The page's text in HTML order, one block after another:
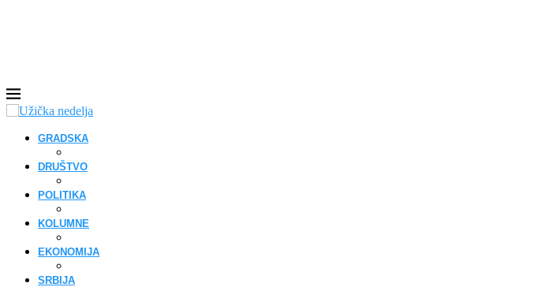
GRADSKA
DRUŠTVO
POLITIKA
KOLUMNE
EKONOMIJA
SRBIJA